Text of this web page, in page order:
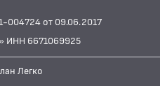
от 09.06.2017
ИНН 6671069925
Легко